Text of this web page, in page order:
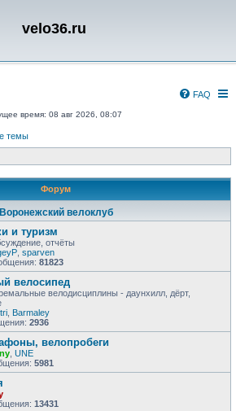
velo36.ru
FAQ
время: 08 авг 2026, 08:07
темы
Форум
Воронежский велоклуб
и туризм
отчёты
sparven
81823
велосипед
велодисциплины - даунхилл, дёрт,
Barmaley
2936
велопробеги
UNE
5981
13431